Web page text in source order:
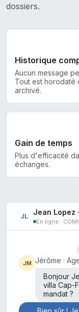
JL Jean Lopez
En ligne ·
JM Jérôme ·
Bonjour
villa Cap-
mandat ?
dossiers.
Historique
Aucun message
Tout est horodaté
archivé.
Gain de temps
Plus d'efficacité
échanges.